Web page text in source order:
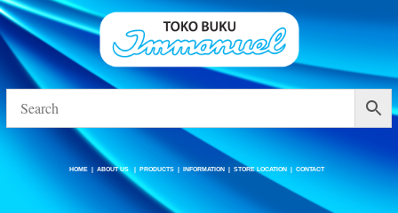
ABOUT US |STORE LOCATION
HOME |ABOUT US |PRODUCTS |INFORMATION |STORE LOCATION |CONTACT